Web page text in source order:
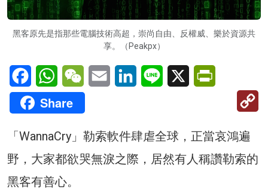
黑客原先是指那些電腦技術高超，崇尚自由、反權威、樂於資源共
享。（Peakpx）
FacebookWhatsAppWeChatEmail LinkedInLine X
Share
「WannaCry」勒索軟件肆虐全球，正當哀鴻遍
野，大家都欲哭無淚之際，居然有人稱讚勒索的
黑客有善心。